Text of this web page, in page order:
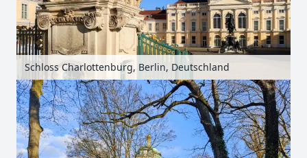
Schloss Charlottenburg, Berlin, Deutschland